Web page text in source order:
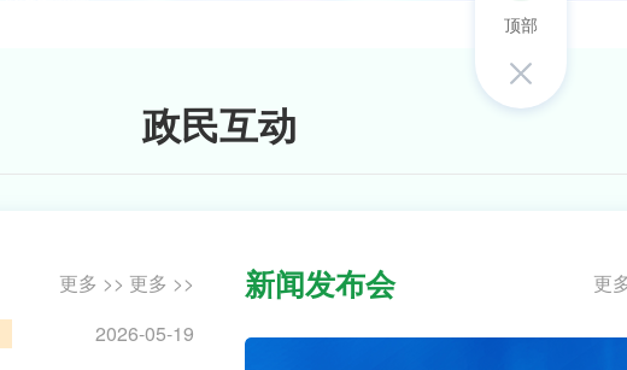
2026-
为持续优化营商环境，深入推进工程建设项目审批制度改革，乌达区政务服务中心聚焦建设项目竣工验收环节的堵点难点，全面推行建设项目联合验收“一件事”改革，实现从“多头跑、多次验”向“一窗受理、联合勘验、一网通办”转变，切实为项目建设提质增效，助力区域经济高质量发展。
政民互动
更多 >> 更多 >>
2026-05-19
新闻发布会 更
顶部